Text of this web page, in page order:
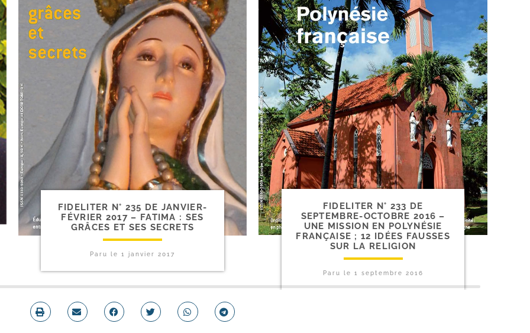
FIDELITER N° 235 DE JANVIER-​
FÉVRIER 2017 – FATIMA : SES
GRÂCES ET SES SECRETS
Paru le 1 janvier 2017
FIDELITER N° 233 DE
SEPTEMBRE-​OCTOBRE 2016 –
UNE MISSION EN POLYNÉSIE
FRANÇAISE ; 12 IDÉES FAUSSES
SUR LA RELIGION
Paru le 1 septembre 2016